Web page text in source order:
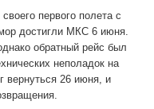
первого полета с
достигли МКС 6 июня.
обратный рейс был
неполадок на
вернуться 26 июня, и